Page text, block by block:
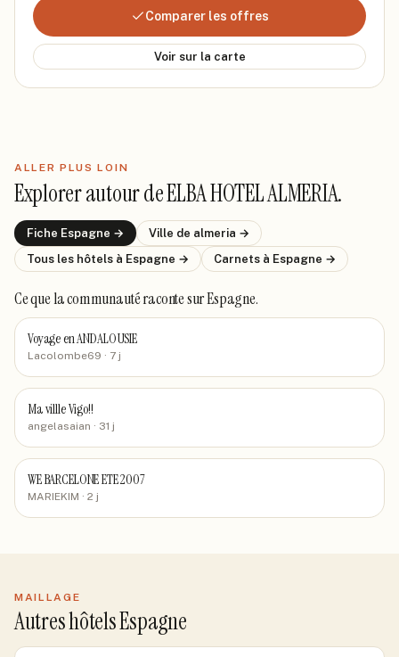
Comparer les offres
Voir sur la carte
ALLER PLUS LOIN
Explorer autour deELBA HOTEL ALMERIA.
Fiche Espagne → Ville de almeria →
Tous les hôtels à Espagne → Carnets à Espagne →
Ce que la communauté racontesur Espagne.
Voyage en ANDALOUSIE
Lacolombe69 · 7 j
Ma villle Vigo!!
angelasaian · 31 j
WE BARCELONE ETE 2007
MARIEKIM · 2 j
MAILLAGE
Autres hôtels Espagne